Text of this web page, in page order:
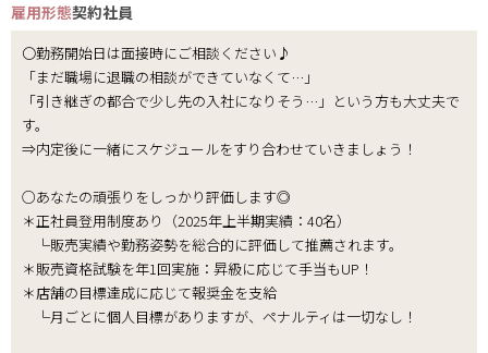
雇用形態契約社員
〇勤務開始日は面接時にご相談ください♪
「まだ職場に退職の相談ができていなくて…」
「引き継ぎの都合で少し先の入社になりそう…」という方も大丈夫で
す。
⇒内定後に一緒にスケジュールをすり合わせていきましょう！
○あなたの頑張りをしっかり評価します◎
＊正社員登用制度あり（2025年上半期実績：40名）
└販売実績や勤務姿勢を総合的に評価して推薦されます。
＊販売資格試験を年1回実施：昇級に応じて手当もUP！
＊店舗の目標達成に応じて報奨金を支給
└月ごとに個人目標がありますが、ペナルティは一切なし！